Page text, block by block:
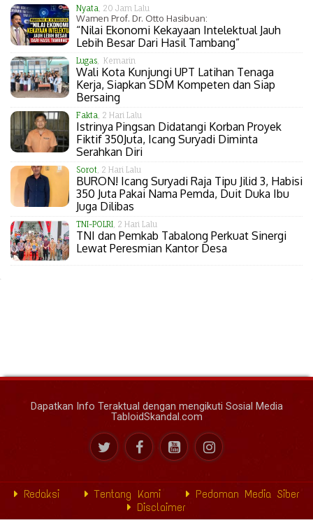
Nyata, 20 Jam Lalu
Wamen Prof. Dr. Otto Hasibuan:
“Nilai Ekonomi Kekayaan Intelektual Jauh
Lebih Besar Dari Hasil Tambang”
Lugas, Kemarin
Wali Kota Kunjungi UPT Latihan Tenaga
Kerja, Siapkan SDM Kompeten dan Siap
Bersaing
Fakta, 2 Hari Lalu
Istrinya Pingsan Didatangi Korban Proyek
Fiktif 350Juta, Icang Suryadi Diminta
Serahkan Diri
Sorot, 2 Hari Lalu
BURON! Icang Suryadi Raja Tipu Jilid 3, Habisi
350 Juta Pakai Nama Pemda, Duit Duka Ibu
Juga Dilibas
TNI-POLRI, 2 Hari Lalu
TNI dan Pemkab Tabalong Perkuat Sinergi
Lewat Peresmian Kantor Desa
Dapatkan Info Teraktual dengan mengikuti Sosial Media
TabloidSkandal.com
Redaksi Tentang Kami
Pedoman Media Siber
Disclaimer